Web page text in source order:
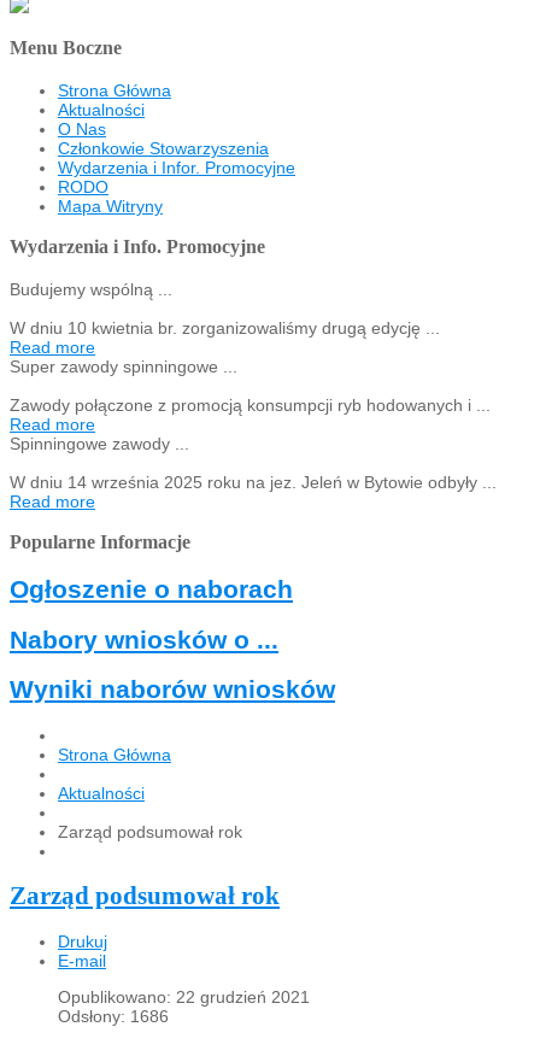
Menu Boczne
Strona Główna
Aktualności
O Nas
Członkowie Stowarzyszenia
Wydarzenia i Infor. Promocyjne
RODO
Mapa Witryny
Wydarzenia i Info. Promocyjne
Budujemy wspólną ...
W dniu 10 kwietnia br. zorganizowaliśmy drugą edycję ...
Read more
Super zawody spinningowe ...
Zawody połączone z promocją konsumpcji ryb hodowanych i ...
Read more
Spinningowe zawody ...
W dniu 14 września 2025 roku na jez. Jeleń w Bytowie odbyły ...
Read more
Popularne Informacje
Ogłoszenie o naborach
Nabory wniosków o ...
Wyniki naborów wniosków
Strona Główna
Aktualności
Zarząd podsumował rok
Zarząd podsumował rok
Drukuj
E-mail
Opublikowano: 22 grudzień 2021
Odsłony: 1686